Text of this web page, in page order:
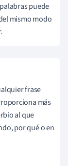
puede
mismo modo
frase
más
al que
por qué o en